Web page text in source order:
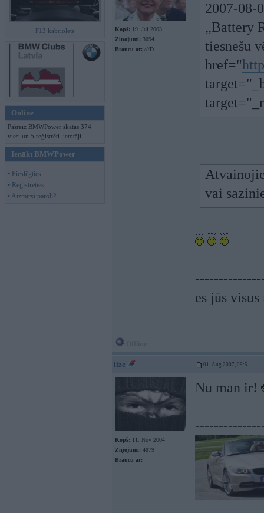
F13 kabriolets
Online
Pašreiz BMWPower skatās 374
viesi un 5 reģistrēti lietotāji.
Ienākt BMWPower
• Pieslēgties
• Reģistrēties
• Aizmirsi paroli?
Kopš: 19. Jul 2003
Ziņojumi: 3094
Braucu ar: ///D
2007-08-
„Battery
tiesnešu
href="
vai
es jūs
ilze 01. Aug 2007, 09:51
Kopš: 11. Nov 2004
Ziņojumi: 4879
Braucu ar:
Nu man ir!